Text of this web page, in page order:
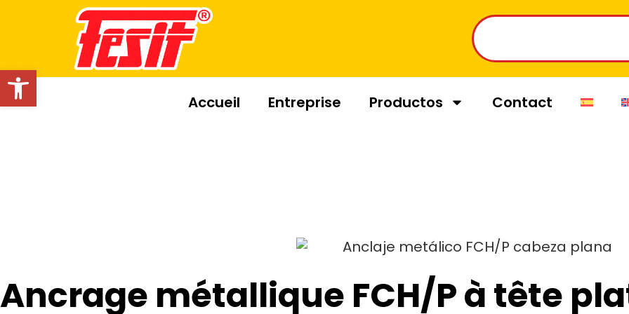
Ouvrir la barre d’outils
Accueil Entreprise Productos Contact
Ancrage métallique FCH/P à tête